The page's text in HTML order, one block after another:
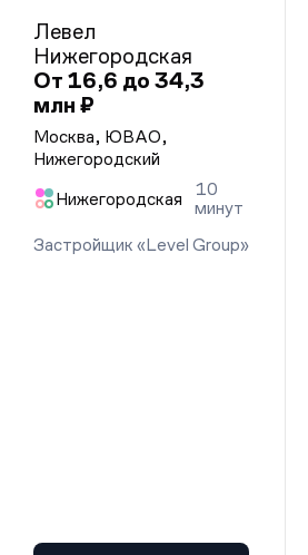
Левел
Нижегородская
От 16,6 до 34,3
млн ₽
Москва, ЮВАО,
Нижегородский
Нижегородская
10
минут
Застройщик «Level Group»